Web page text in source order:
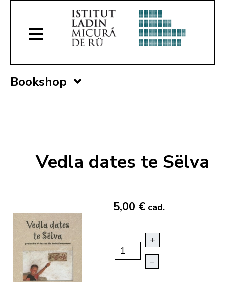
Bookshop
Vedla dates te Sëlva
5,00 € cad.
+
–